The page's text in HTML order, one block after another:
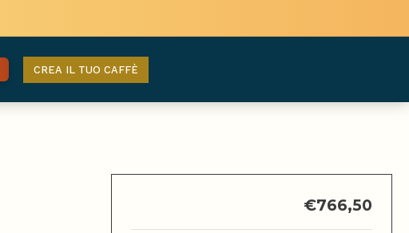
CREA IL TUO CAFFÈ
€766,50